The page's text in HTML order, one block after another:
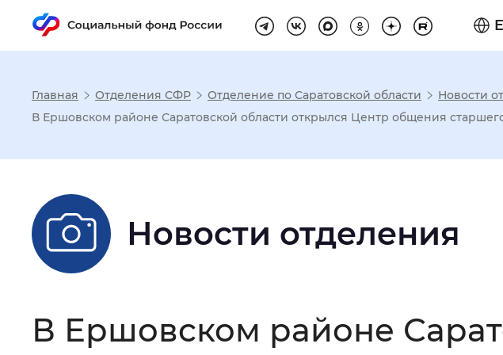
Настройка режима
Шрифт: Без засечек С засечками
Нормальный
Главная Отделения СФР Отделение по Саратовской области
Новости
В Ершовском районе Саратовской области открылся Центр общения
Новости отделения
В Ершовском районе